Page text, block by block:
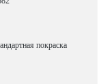
покраска